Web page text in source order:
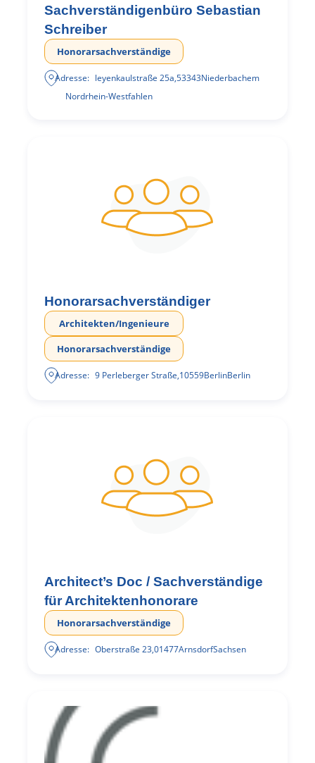
Sachverständigenbüro Sebastian
Schreiber
Honorarsachverständige
Adresse: leyenkaulstraße 25a,53343Niederbachem
Nordrhein-Westfahlen
Honorarsachverständiger
Architekten/Ingenieure
Honorarsachverständige
Adresse: 9 Perleberger Straße,10559BerlinBerlin
Architect’s Doc / Sachverständige
für Architektenhonorare
Honorarsachverständige
Adresse: Oberstraße 23,01477ArnsdorfSachsen